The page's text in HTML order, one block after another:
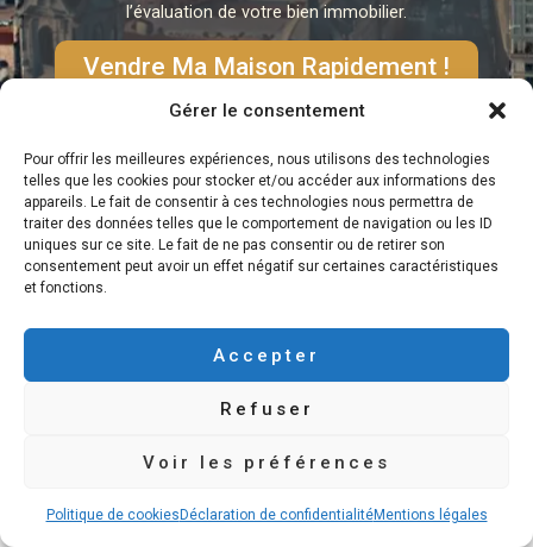
Gérer le consentement
Pour offrir les meilleures expériences, nous utilisons des technologies
telles que les cookies pour stocker et/ou accéder aux informations des
appareils. Le fait de consentir à ces technologies nous permettra de
traiter des données telles que le comportement de navigation ou les ID
uniques sur ce site. Le fait de ne pas consentir ou de retirer son
consentement peut avoir un effet négatif sur certaines caractéristiques
et fonctions.
Accepter
Refuser
Voir les préférences
Politique de cookies Déclaration de confidentialitéMentions légales
l’évaluation de votre bien immobilier.
Vendre Ma Maison Rapidement !
Recevoir Une Offre D’Achat
Notre Processus d’Achat Express
Mentions légales
Politique de cookies